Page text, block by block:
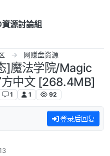
資源討論組
网赚盘资源
]魔法学院/Magic
中文 [268.4MB]
1 1 92
登录后回复